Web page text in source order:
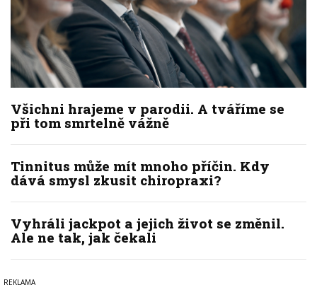
Všichni hrajeme v parodii. A tváříme se
při tom smrtelně vážně
Tinnitus může mít mnoho příčin. Kdy
dává smysl zkusit chiropraxi?
Vyhráli jackpot a jejich život se změnil.
Ale ne tak, jak čekali